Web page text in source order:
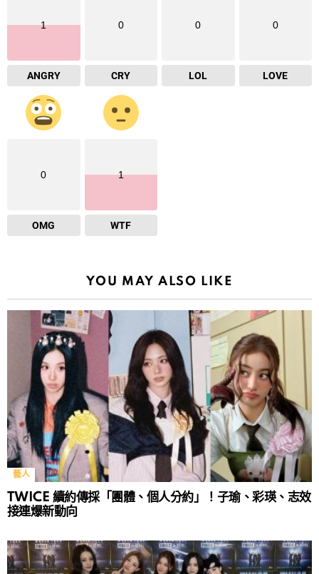
1
ANGRY
0
CRY
0
LOL
0
LOVE
0
OMG
1
WTF
YOU MAY ALSO LIKE
藝人
TWICE 續約傳採「團體、個人分約」！子瑜、彩瑛、志效
接連爆新動向